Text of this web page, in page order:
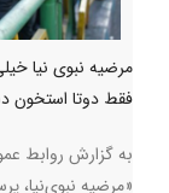
مرضیه نبوی نیا
فقط دوتا استخون
به گزارش روابط
«مرضیه نبوی‌نیا،